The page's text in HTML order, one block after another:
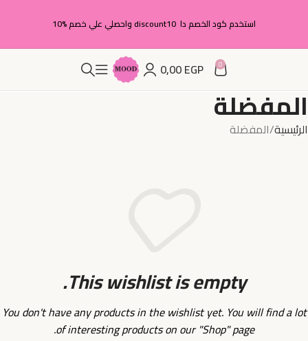
استخدم كود الخصم دا discount10 واحصلي علي خصم %10
0
0,00EGP
المفضلة
الرئيسية المفضلة
This wishlist is empty.
You don't have any products in the wishlist yet. You will find a lot
of interesting products on our "Shop" page.